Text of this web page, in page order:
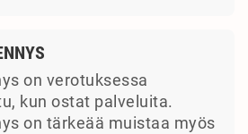
on verotuksessa
kun ostat palveluita.
on tärkeää muistaa myös